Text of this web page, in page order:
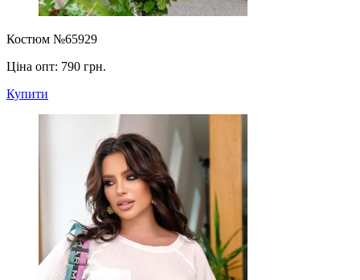
Костюм №65929
Ціна опт: 790 грн.
Купити